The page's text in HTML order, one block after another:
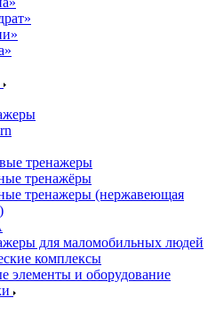
тренажеры
тренажёры
тренажеры (нержавеющая
для маломобильных людей
комплексы
элементы и оборудование